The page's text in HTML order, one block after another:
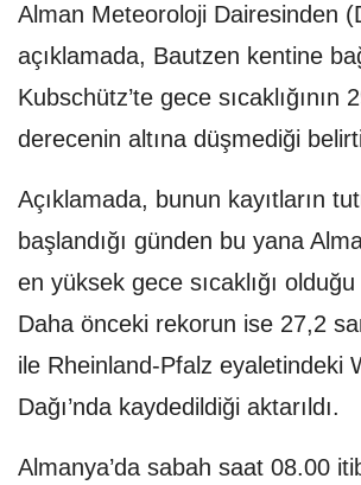
Alman Meteoroloji Dairesinden
açıklamada, Bautzen kentine
Kubschütz’te gece sıcaklığının
derecenin altına düşmediği
Açıklamada, bunun kayıtların
başlandığı günden bu yana
en yüksek gece sıcaklığı
Daha önceki rekorun ise 27,2
ile Rheinland-Pfalz eyaletindeki
Dağı’nda kaydedildiği aktarıldı.
Almanya’da sabah saat 08.00